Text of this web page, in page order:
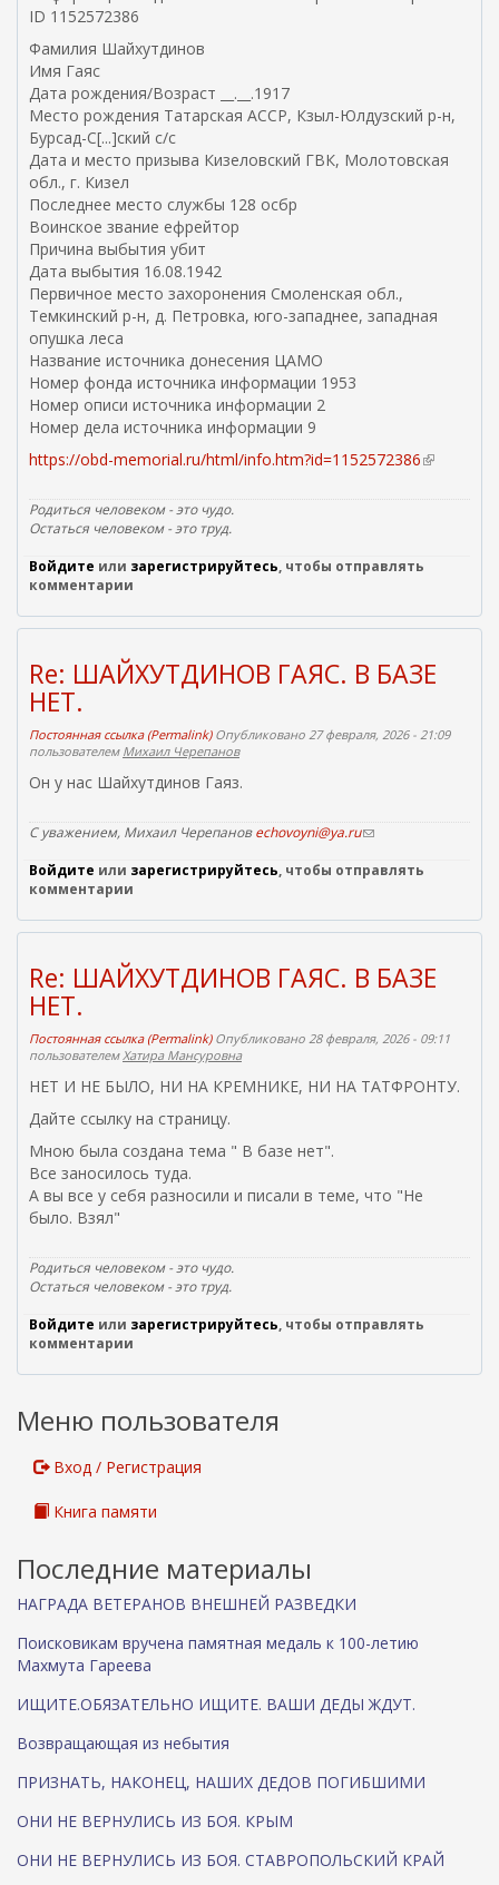
я
с
ID 1152572386
Фамилия Шайхутдинов
Имя Гаяс
Дата рождения/Возраст __.__.1917
Место рождения Татарская АССР, Кзыл-Юлдузский р-н,
Бурсад-С[...]ский с/с
Дата и место призыва Кизеловский ГВК, Молотовская
обл., г. Кизел
Последнее место службы 128 осбр
Воинское звание ефрейтор
Причина выбытия убит
Дата выбытия 16.08.1942
Первичное место захоронения Смоленская обл.,
Темкинский р-н, д. Петровка, юго-западнее, западная
опушка леса
Название источника донесения ЦАМО
Номер фонда источника информации 1953
Номер описи источника информации 2
Номер дела источника информации 9
https://obd-memorial.ru/html/info.htm?id=1152572386(
н
н
я
с
ы
к
Родиться человеком - это чудо.
Остаться человеком - это труд.
Войдите или зарегистрируйтесь, чтобы отправлять
комментарии
Re: ШАЙХУТДИНОВ ГАЯС. В БАЗЕ
НЕТ.
Постоянная ссылка (Permalink)Опубликовано 27 февраля, 2026 - 21:09
пользователем Михаил Черепанов
Он у нас Шайхутдинов Гаяз.
С уважением, Михаил Черепановechovoyni@ya.ru(
с
к
д
л
т
р
а
m
Войдите или зарегистрируйтесь, чтобы отправлять
комментарии
Re: ШАЙХУТДИНОВ ГАЯС. В БАЗЕ
НЕТ.
Постоянная ссылка (Permalink)Опубликовано 28 февраля, 2026 - 09:11
пользователемХатира Мансуровна
НЕТ И НЕ БЫЛО, НИ НА КРЕМНИКЕ, НИ НА ТАТФРОНТУ.
Дайте ссылку на страницу.
Мною была создана тема " В базе нет".
Все заносилось туда.
А вы все у себя разносили и писали в теме, что "Не
было. Взял"
Родиться человеком - это чудо.
Остаться человеком - это труд.
Войдите или зарегистрируйтесь, чтобы отправлять
комментарии
Меню пользователя
Вход / Регистрация
Книга памяти
Последние материалы
НАГРАДА ВЕТЕРАНОВ ВНЕШНЕЙ РАЗВЕДКИ
Поисковикам вручена памятная медаль к 100-летию
Махмута Гареева
ИЩИТЕ.ОБЯЗАТЕЛЬНО ИЩИТЕ. ВАШИ ДЕДЫ ЖДУТ.
Возвращающая из небытия
ПРИЗНАТЬ, НАКОНЕЦ, НАШИХ ДЕДОВ ПОГИБШИМИ
ОНИ НЕ ВЕРНУЛИСЬ ИЗ БОЯ. КРЫМ
ОНИ НЕ ВЕРНУЛИСЬ ИЗ БОЯ. СТАВРОПОЛЬСКИЙ КРАЙ